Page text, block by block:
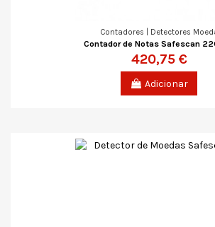
Contadores | Detectores
Contador de Notas Safescan
420,75 €
Adicionar